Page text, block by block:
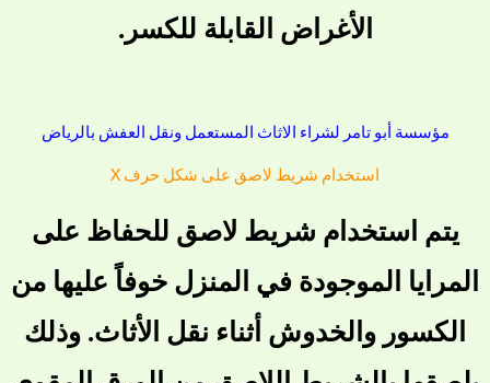
الأغراض القابلة للكسر.
مؤسسة أبو تامر لشراء الاثاث المستعمل ونقل العفش بالرياض
استخدام شريط لاصق على شكل حرف X
يتم استخدام شريط لاصق للحفاظ على
المرايا الموجودة في المنزل خوفاً عليها من
الكسور والخدوش أثناء نقل الأثاث. وذلك